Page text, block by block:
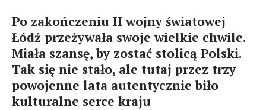
Po zakończeniu II wojny światowej
Łódź przeżywała swoje wielkie chwile.
Miała szansę, by zostać stolicą Polski.
Tak się nie stało, ale tutaj przez trzy
powojenne lata autentycznie biło
kulturalne serce kraju